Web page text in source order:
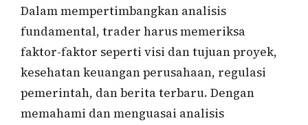
Dalam mempertimbangkan analisis
fundamental, trader harus memeriksa
faktor-faktor seperti visi dan tujuan proyek,
kesehatan keuangan perusahaan, regulasi
pemerintah, dan berita terbaru. Dengan
memahami dan menguasai analisis